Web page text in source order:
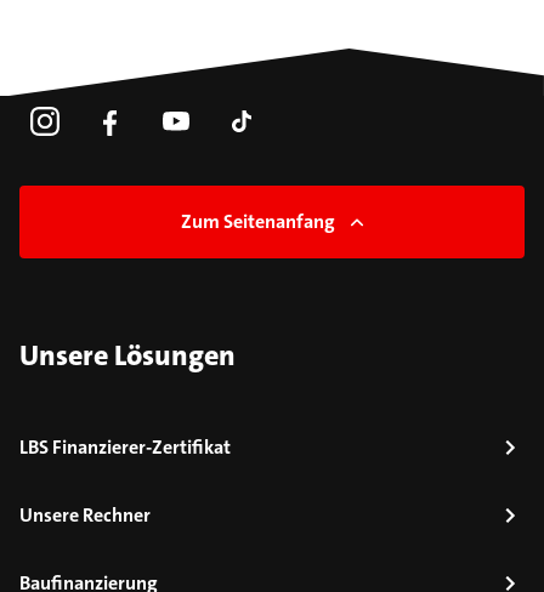
Zum Seitenanfang
Unsere Lösungen
LBS Finanzierer-Zertifikat
Unsere Rechner
Baufinanzierung